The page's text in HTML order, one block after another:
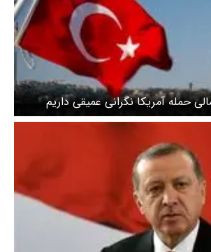
حمله آمریکا نگرانی عمیقی داریم